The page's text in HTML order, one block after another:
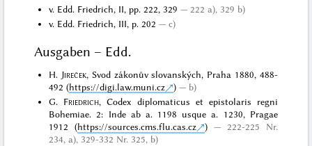
v. Edd. Friedrich, II, pp. 222, 329
222 a), 329 b)
v. Edd. Friedrich, III, p. 202
c)
Ausgaben – Edd.
H. Jireček, Svod zákonův slovanských, Praha 1880, 488-
492 (https://digi.law.muni.cz )
b)
G. Friedrich, Codex diplomaticus et epistolaris regni
Bohemiae. 2: Inde ab a. 1198 usque a. 1230, Pragae
1912 (https://sources.cms.flu.cas.cz )
222-225 Nr.
234, a), 329-332 Nr. 325, b)